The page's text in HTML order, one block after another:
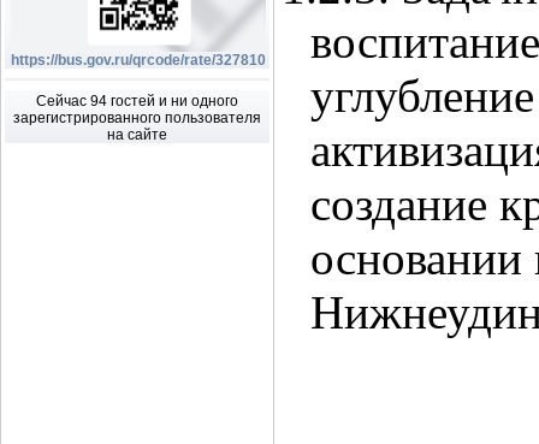
https://bus.gov.ru/qrcode/rate/327810
Сейчас 94 гостей и ни одного
зарегистрированного пользователя
на сайте
создание
основании